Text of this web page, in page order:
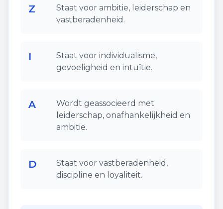
Z
Staat voor ambitie, leiderschap en
vastberadenheid.
I
Staat voor individualisme,
gevoeligheid en intuïtie.
A
Wordt geassocieerd met
leiderschap, onafhankelijkheid en
ambitie.
D
Staat voor vastberadenheid,
discipline en loyaliteit.